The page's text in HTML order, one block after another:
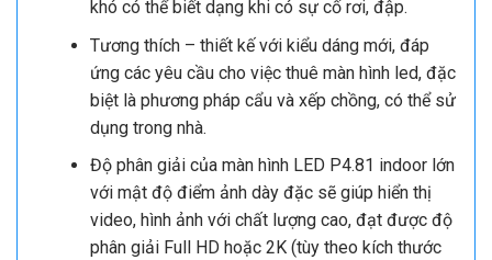
khó có thể biết dạng khi có sự cố rơi, đập.
Tương thích – thiết kế với kiểu dáng mới, đáp
ứng các yêu cầu cho việc thuê màn hình led, đặc
biệt là phương pháp cẩu và xếp chồng, có thể sử
dụng trong nhà.
Độ phân giải của màn hình LED P4.81 indoor lớn
với mật độ điểm ảnh dày đặc sẽ giúp hiển thị
video, hình ảnh với chất lượng cao, đạt được độ
phân giải Full HD hoặc 2K (tùy theo kích thước